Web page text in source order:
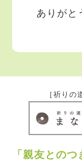
ありがと
［祈り
「親友との